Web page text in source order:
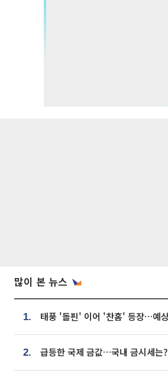
많이 본 뉴스
1.
2. 급등한 국제 금값…국내 금시세는?